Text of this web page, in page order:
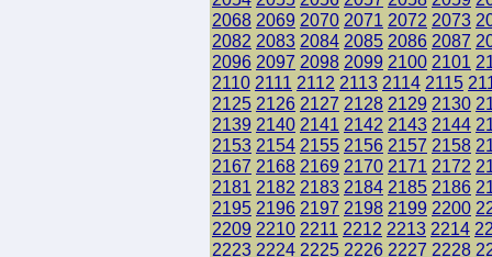
2068 2069 2070 2071 2072 2073
2082 2083 2084 2085 2086 2087
2096 2097 2098 2099 2100 2101
2110 2111 2112 2113 2114 2115
2125 2126 2127 2128 2129 2130
2139 2140 2141 2142 2143 2144
2153 2154 2155 2156 2157 2158
2167 2168 2169 2170 2171 2172
2181 2182 2183 2184 2185 2186
2195 2196 2197 2198 2199 2200
2209 2210 2211 2212 2213 2214
2223 2224 2225 2226 2227 2228